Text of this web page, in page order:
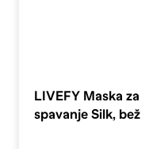
LIVEFY Maska za
spavanje Silk, bež